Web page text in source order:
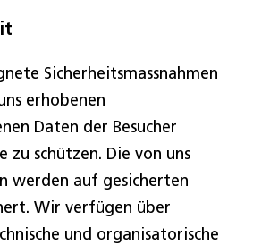
Sicherheitsmassnahmen
erhobenen
Daten der Besucher
zu schützen. Die von uns
werden auf gesicherten
Wir verfügen über
und organisatorische